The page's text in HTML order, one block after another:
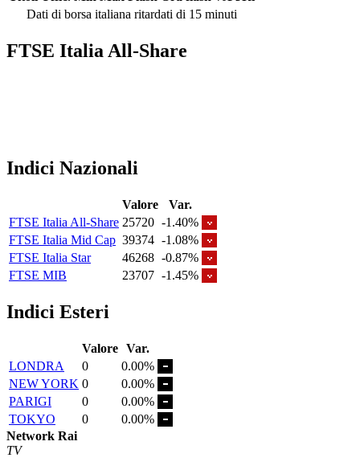
Dati di borsa italiana ritardati di 15 minuti
FTSE Italia All-Share
Indici Nazionali
Valore
Var.
FTSE Italia All-Share 25720 -1.40%
FTSE Italia Mid Cap 39374 -1.08%
FTSE Italia Star
46268 -0.87%
FTSE MIB
23707 -1.45%
Indici Esteri
Valore Var.
LONDRA
0
0.00%
NEW YORK 0
0.00%
PARIGI
0
0.00%
TOKYO
0
0.00%
Network Rai
TV